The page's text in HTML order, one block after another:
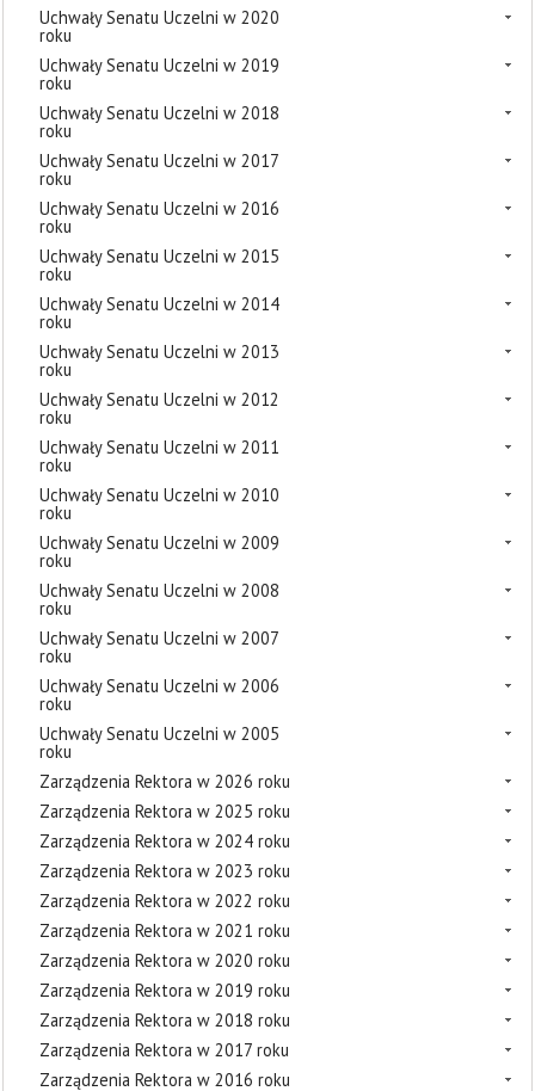
Uchwały Senatu Uczelni w 2020
roku
Uchwały Senatu Uczelni w 2019
roku
Uchwały Senatu Uczelni w 2018
roku
Uchwały Senatu Uczelni w 2017
roku
Uchwały Senatu Uczelni w 2016
roku
Uchwały Senatu Uczelni w 2015
roku
Uchwały Senatu Uczelni w 2014
roku
Uchwały Senatu Uczelni w 2013
roku
Uchwały Senatu Uczelni w 2012
roku
Uchwały Senatu Uczelni w 2011
roku
Uchwały Senatu Uczelni w 2010
roku
Uchwały Senatu Uczelni w 2009
roku
Uchwały Senatu Uczelni w 2008
roku
Uchwały Senatu Uczelni w 2007
roku
Uchwały Senatu Uczelni w 2006
roku
Uchwały Senatu Uczelni w 2005
roku
Zarządzenia Rektora w 2026 roku
Zarządzenia Rektora w 2025 roku
Zarządzenia Rektora w 2024 roku
Zarządzenia Rektora w 2023 roku
Zarządzenia Rektora w 2022 roku
Zarządzenia Rektora w 2021 roku
Zarządzenia Rektora w 2020 roku
Zarządzenia Rektora w 2019 roku
Zarządzenia Rektora w 2018 roku
Zarządzenia Rektora w 2017 roku
Zarządzenia Rektora w 2016 roku